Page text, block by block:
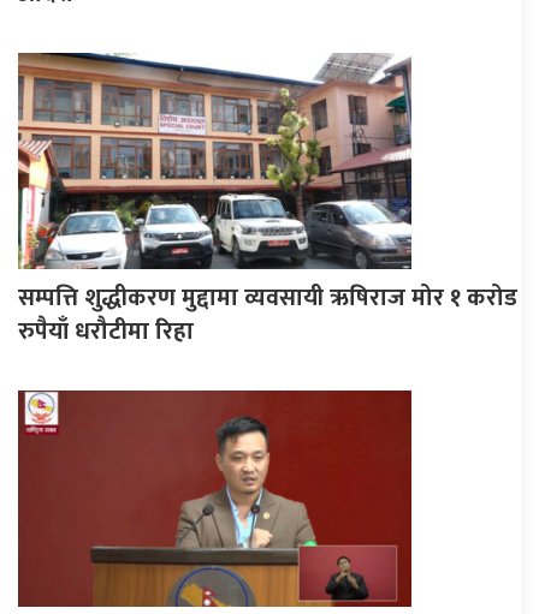
सम्पत्ति शुद्धीकरण मुद्दामा व्यवसायी ऋषिराज मोर १ करोड
रुपैयाँ धरौटीमा रिहा